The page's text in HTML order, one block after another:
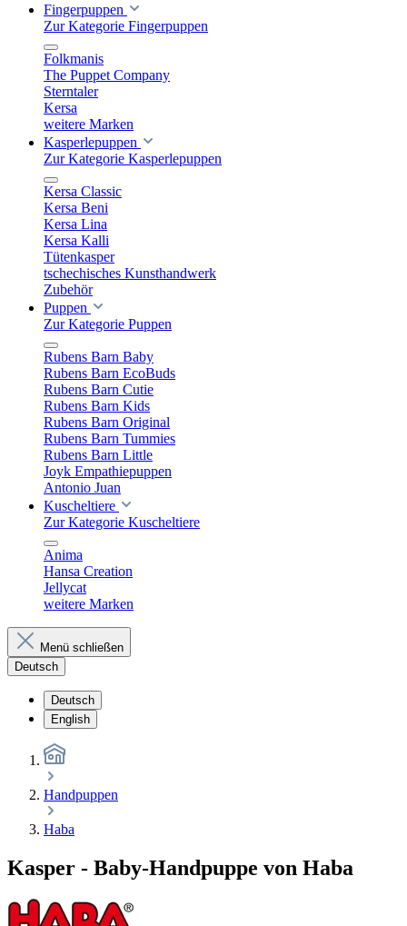
Fingerpuppen
Zur Kategorie Fingerpuppen
Folkmanis
The Puppet Company
Sterntaler
Kersa
weitere Marken
Kasperlepuppen
Zur Kategorie Kasperlepuppen
Kersa Classic
Kersa Beni
Kersa Lina
Kersa Kalli
Tütenkasper
tschechisches Kunsthandwerk
Zubehör
Puppen
Zur Kategorie Puppen
Rubens Barn Baby
Rubens Barn EcoBuds
Rubens Barn Cutie
Rubens Barn Kids
Rubens Barn Original
Rubens Barn Tummies
Rubens Barn Little
Joyk Empathiepuppen
Antonio Juan
Kuscheltiere
Zur Kategorie Kuscheltiere
Anima
Hansa Creation
Jellycat
weitere Marken
Menü schließen
Deutsch
Deutsch
English
Handpuppen
Haba
Kasper - Baby-Handpuppe von Haba